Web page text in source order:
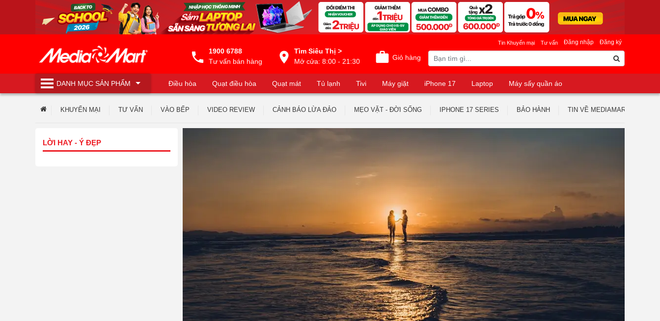
1900 6788
Tư vấn bán hàng
Tìm Siêu Thị >
Mở cửa: 8:00 - 21:30
Giỏ hàng
Đăng nhập Đăng ký
Tin Khuyến mại Tư vấn
DANH MỤCSẢN PHẨM Điều hòa Quạt điều hòa Quạt mát Tủ lạnh Tivi Máy giặt iPhone 17 Laptop
Máy sấy quần áo
Máy lọc nước
KHUYẾN MẠI TƯ VẤN VÀO BẾP VIDEO REVIEW CẢNH BÁO LỪA ĐẢO MẸO VẶT - ĐỜI SỐNG IPHONE 17 SERIES BẢO HÀNH TIN VỀ MEDIAMART
LỜI HAY - Ý ĐẸP